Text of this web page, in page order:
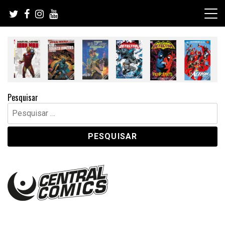
content
Pesquisar
Pesquisar
por: